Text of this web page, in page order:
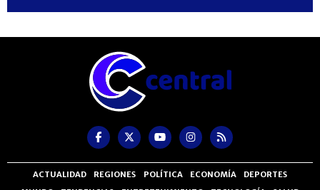
ACTUALIDAD REGIONES POLÍTICA ECONOMÍA
DEPORTES